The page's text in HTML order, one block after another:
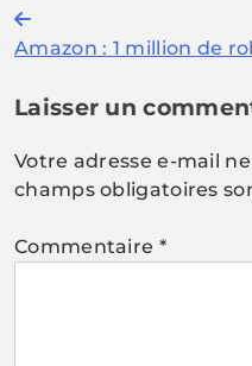
Navigation
de
l’article
Amazon : 1 million de
Laisser un
Votre adresse e-mail
champs obligatoires
Commentaire *